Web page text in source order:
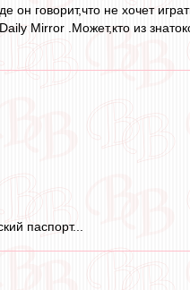
он говорит,что не хочет
Mirror .Может,кто из
паспорт...